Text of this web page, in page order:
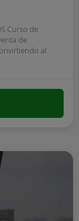
Curso de
de
al